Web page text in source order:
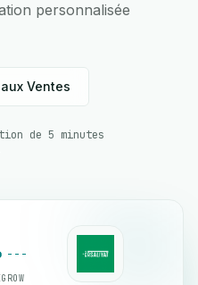
personnalisée
Ventes
de 5 minutes